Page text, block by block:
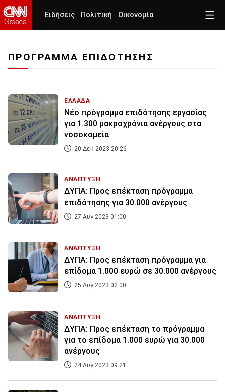
Ειδήσεις Πολιτική Οικονομία
ΠΡΟΓΡΑΜΜΑ ΕΠΙΔΟΤΗΣΗΣ
ΕΛΛΑΔΑ
Νέο πρόγραμμα επιδότησης εργασίας
για 1.300 μακροχρόνια ανέργους στα
νοσοκομεία
20 Δεκ 2023 20:26
ΑΝΑΠΤΥΞΗ
ΔΥΠΑ: Προς επέκταση πρόγραμμα
επιδότησης για 30.000 ανέργους
27 Αυγ 2023 01:00
ΑΝΑΠΤΥΞΗ
ΔΥΠΑ: Προς επέκταση πρόγραμμα για
επίδομα 1.000 ευρώ σε 30.000 ανέργους
25 Αυγ 2023 02:00
ΑΝΑΠΤΥΞΗ
ΔΥΠΑ: Προς επέκταση το πρόγραμμα
για το επίδομα 1.000 ευρώ για 30.000
ανέργους
24 Αυγ 2023 09:21